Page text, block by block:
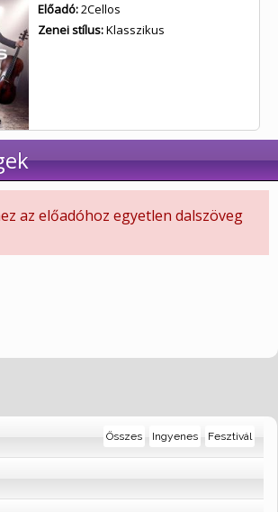
Fesztivál
Ingyenes
Összes
Előadó:2Cellos
Zenei stílus:Klasszikus
az előadóhoz egyetlen dalszöveg